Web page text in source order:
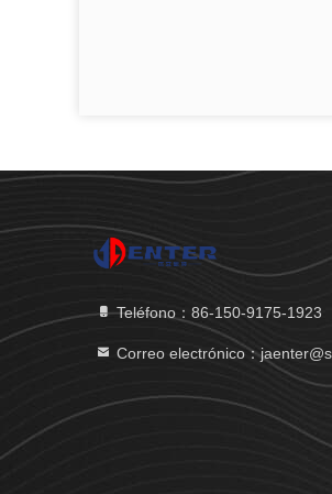
Teléfono：86-150-9175-1923
Correo electrónico：